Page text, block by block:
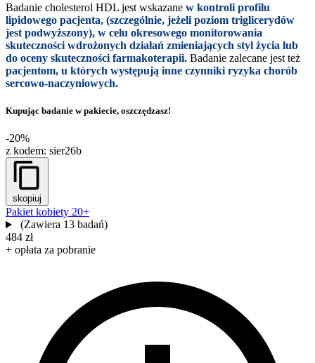
Badanie cholesterol HDL jest wskazane w kontroli profilu
lipidowego pacjenta, (szczególnie, jeżeli poziom triglicerydów
jest podwyższony), w celu okresowego monitorowania
skuteczności wdrożonych działań zmieniających styl życia lub
do oceny skuteczności farmakoterapii. Badanie zalecane jest też
pacjentom, u których występują inne czynniki ryzyka chorób
sercowo-naczyniowych.
Kupując badanie w pakiecie, oszczędzasz!
-20%
z kodem: sier26b
skopiuj
Pakiet kobiety 20+
(Zawiera 13 badań)
484 zł
+ opłata za pobranie